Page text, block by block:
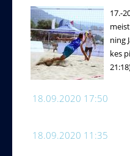
17.-
ning
kes
18.09.2020 17:50
18.09.2020 11:35